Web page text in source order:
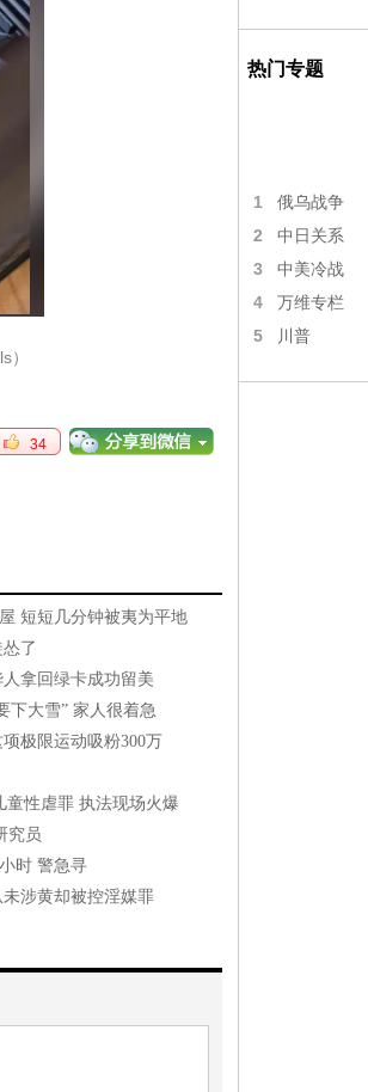
34
短短几分钟被夷为平地
了
拿回绿卡成功留美
下大雪” 家人很着急
极限运动吸粉300万
童性虐罪 执法现场火爆
究员
时 警急寻
涉黄却被控淫媒罪
热门专题
1 俄乌战争
2 中日关系
3 中美冷战
4 万维专栏
5 川普